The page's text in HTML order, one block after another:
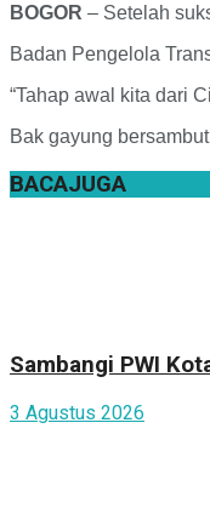
BOGOR – Setelah
Badan Pengelola
“Tahap awal kita dari
Bak gayung
BACAJUGA
Sambangi PWI
3 Agustus 2026